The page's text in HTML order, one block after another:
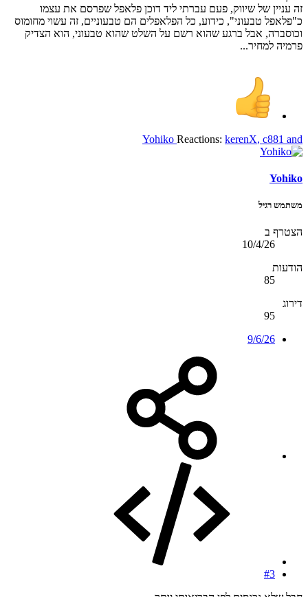
זה עניין של שיווק, פעם עברתי ליד דוכן פלאפל שפרסם את עצמו
כ"פלאפל טבעוני", כידוע, כל הפלאפלים הם טבעוניים, זה עשוי מחומוס
וכוסברה, אבל ברגע שהוא רשם על השלט שהוא טבעוני, הוא הצדיק
פרמיה למחיר...
Reactions: kerenX, c881 and
Yohiko
Yohiko
משתמש רגיל
הצטרף ב
10/4/26
הודעות
85
דירוג
95
9/6/26
#3